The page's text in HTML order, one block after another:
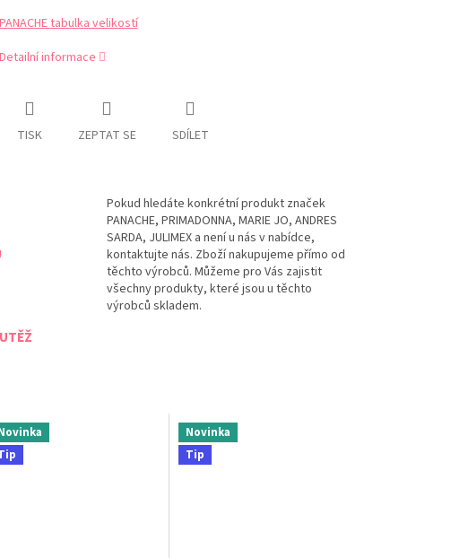
tabulka velikostí
Detailní informace
TISK ZEPTAT SE SDÍLET
Pokud hledáte konkrétní produkt značek
PANACHE, PRIMADONNA, MARIE JO, ANDRES
SARDA, JULIMEX a není u nás v nabídce,
kontaktujte nás. Zboží nakupujeme přímo od
těchto výrobců. Můžeme pro Vás zajistit
všechny produkty, které jsou u těchto
výrobců skladem.
Novinka
Tip